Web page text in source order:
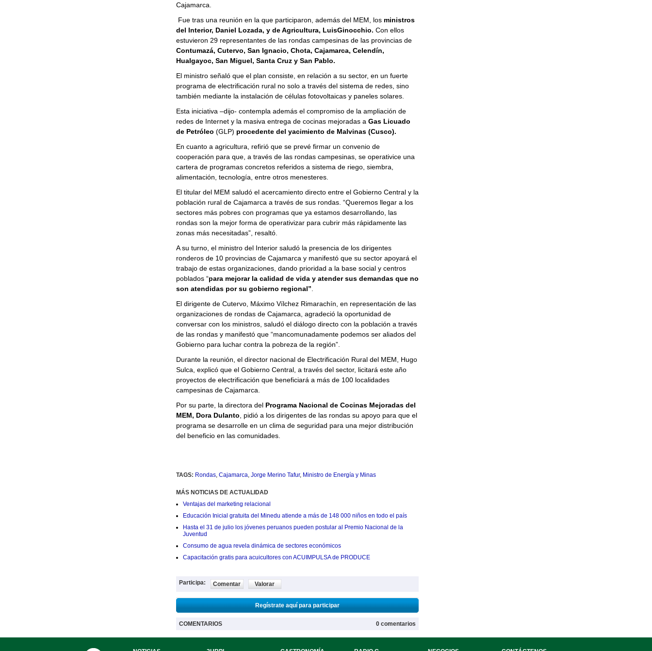
Cajamarca.
Fue tras una reunión en la que participaron, además del MEM, los ministros
del Interior, Daniel Lozada, y de Agricultura, LuisGinocchio. Con ellos
estuvieron 29 representantes de las rondas campesinas de las provincias de
Contumazá, Cutervo, San Ignacio, Chota, Cajamarca, Celendín,
Hualgayoc, San Miguel, Santa Cruz y San Pablo.
El ministro señaló que el plan consiste, en relación a su sector, en un fuerte
programa de electrificación rural no solo a través del sistema de redes, sino
también mediante la instalación de células fotovoltaicas y paneles solares.
Esta iniciativa –dijo- contempla además el compromiso de la ampliación de
redes de Internet y la masiva entrega de cocinas mejoradas a Gas Licuado
de Petróleo (GLP) procedente del yacimiento de Malvinas (Cusco).
En cuanto a agricultura, refirió que se prevé firmar un convenio de
cooperación para que, a través de las rondas campesinas, se operativice una
cartera de programas concretos referidos a sistema de riego, siembra,
alimentación, tecnología, entre otros menesteres.
El titular del MEM saludó el acercamiento directo entre el Gobierno Central y la
población rural de Cajamarca a través de sus rondas. “Queremos llegar a los
sectores más pobres con programas que ya estamos desarrollando, las
rondas son la mejor forma de operativizar para cubrir más rápidamente las
zonas más necesitadas”, resaltó.
A su turno, el ministro del Interior saludó la presencia de los dirigentes
ronderos de 10 provincias de Cajamarca y manifestó que su sector apoyará el
trabajo de estas organizaciones, dando prioridad a la base social y centros
poblados “para mejorar la calidad de vida y atender sus demandas que no
son atendidas por su gobierno regional”
El dirigente de Cutervo, Máximo Vílchez Rimarachín, en representación de las
organizaciones de rondas de Cajamarca, agradeció la oportunidad de
conversar con los ministros, saludó el diálogo directo con la población a través
de las rondas y manifestó que “mancomunadamente podemos ser aliados del
Gobierno para luchar contra la pobreza de la región”.
Durante la reunión, el director nacional de Electrificación Rural del MEM, Hugo
Sulca, explicó que el Gobierno Central, a través del sector, licitará este año
proyectos de electrificación que beneficiará a más de 100 localidades
campesinas de Cajamarca.
Por su parte, la directora del Programa Nacional de Cocinas Mejoradas del
MEM, Dora Dulanto , pidió a los dirigentes de las rondas su apoyo para que el
programa se desarrolle en un clima de seguridad para una mejor distribución
del beneficio en las comunidades.
TAGS: Rondas, Cajamarca, Jorge Merino Tafur, Ministro de Energía y Minas
MÁS NOTICIAS DE ACTUALIDAD
Ventajas del marketing relacional
Educación Inicial gratuita del Minedu atiende a más de 148 000 niños en todo el país
Hasta el 31 de julio los jóvenes peruanos pueden postular al Premio Nacional de la
Juventud
Consumo de agua revela dinámica de sectores económicos
Capacitación gratis para acuicultores con ACUIMPULSA de PRODUCE
Participa: Comentar Valorar
Regístrate aquí para participar
COMENTARIOS 0 comentarios